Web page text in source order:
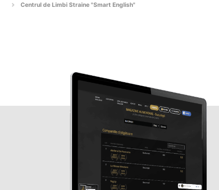
Centrul de Limbi Straine "Smart English"